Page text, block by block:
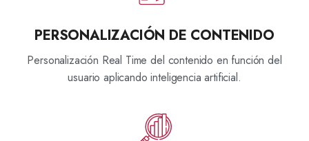
PERSONALIZACIÓN DE CONTENIDO
Personalización Real Time del contenido en función del
usuario aplicando inteligencia artificial.